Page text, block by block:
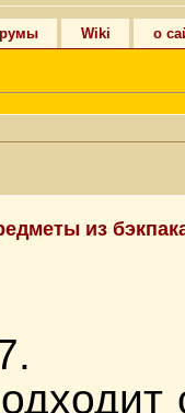
Wiki о
из